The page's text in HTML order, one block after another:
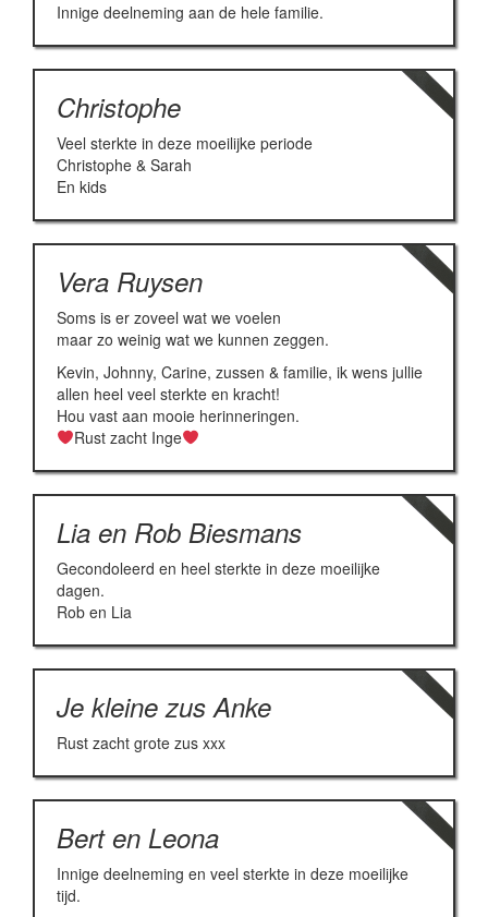
Innige deelneming aan de hele familie.
Christophe
Veel sterkte in deze moeilijke periode
Christophe & Sarah
En kids
Vera Ruysen
Soms is er zoveel wat we voelen
maar zo weinig wat we kunnen zeggen.
Kevin, Johnny, Carine, zussen & familie, ik wens jullie
allen heel veel sterkte en kracht!
Hou vast aan mooie herinneringen.
Rust zacht Inge
Lia en Rob Biesmans
Gecondoleerd en heel sterkte in deze moeilijke
dagen.
Rob en Lia
Je kleine zus Anke
Rust zacht grote zus xxx
Bert en Leona
Innige deelneming en veel sterkte in deze moeilijke
tijd.